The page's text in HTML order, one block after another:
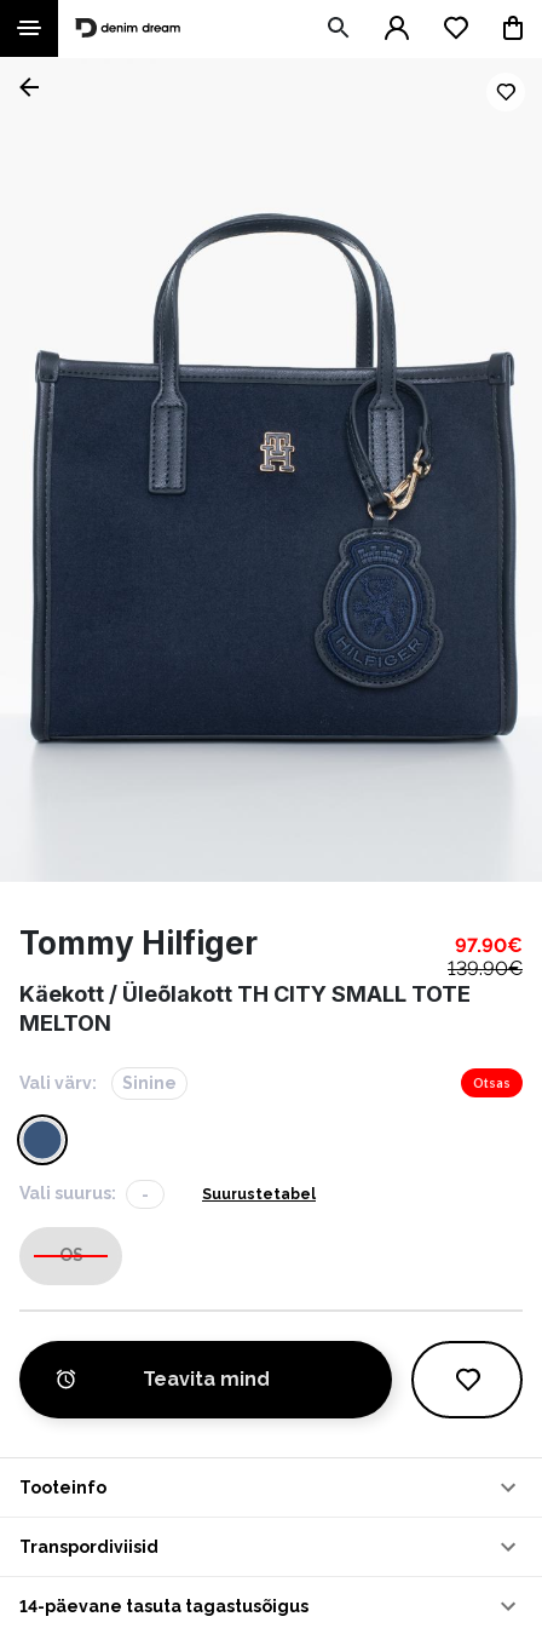
Tommy Hilfiger 97.90€
139.90€
Käekott / Üleõlakott TH CITY SMALL TOTE
MELTON
Vali värv: Sinine Otsas
Vali suurus: - Suurustetabel
OS
Teavita mind
Tooteinfo
Transpordiviisid
14-päevane tasuta tagastusõigus